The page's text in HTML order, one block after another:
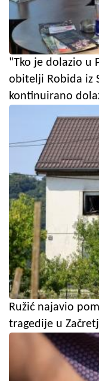
"Tko je dolazio u
obitelji Robida iz
kontinuirano
Ružić najavio
tragedije u